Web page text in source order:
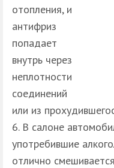
отопления, и
антифриз
попадает
внутрь через
неплотности
соединений
или из
В салоне
употребившие
отлично